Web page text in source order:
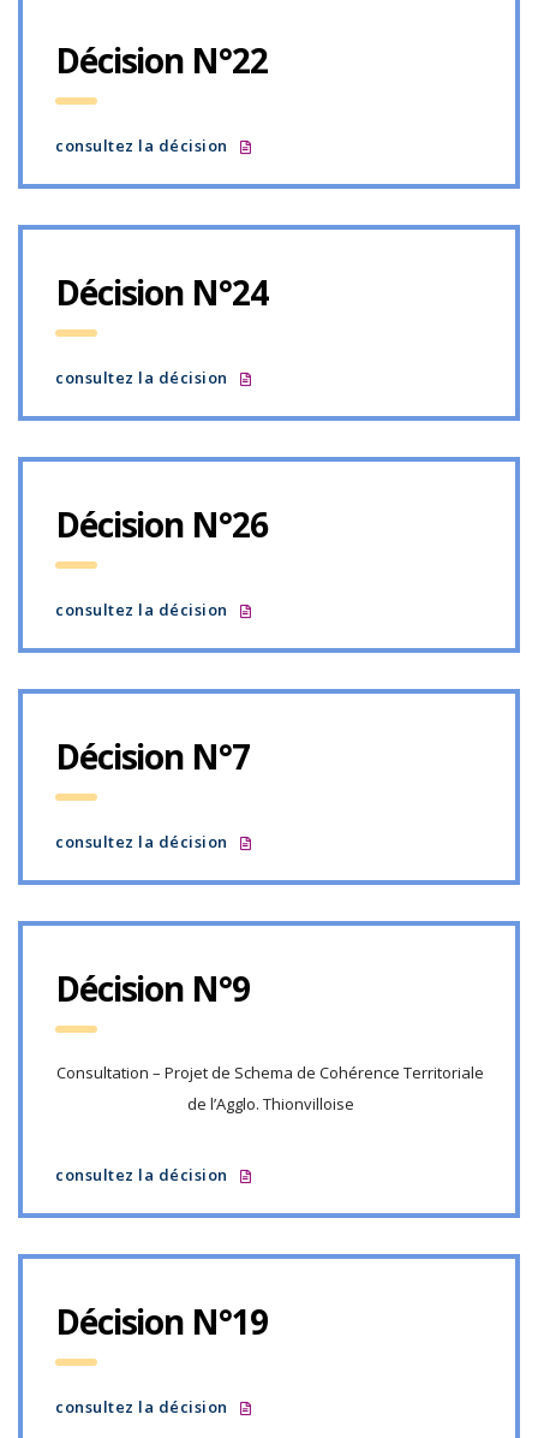
Décision N°22
consultez la décision
Décision N°24
consultez la décision
Décision N°26
consultez la décision
Décision N°7
consultez la décision
Décision N°9
Consultation – Projet de Schema de Cohérence Territoriale
de l’Agglo. Thionvilloise
consultez la décision
Décision N°19
consultez la décision